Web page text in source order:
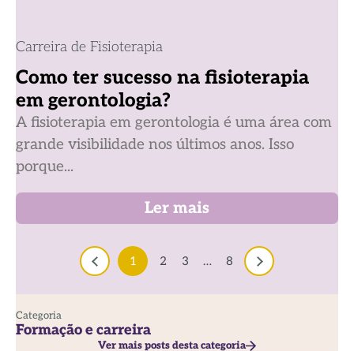
Carreira de Fisioterapia
Como ter sucesso na fisioterapia
em gerontologia?
A fisioterapia em gerontologia é uma área com
grande visibilidade nos últimos anos. Isso
porque...
Ler mais
1 2 3 … 8
Categoria
Formação e carreira
Ver mais posts desta categoria